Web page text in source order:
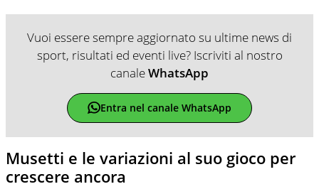
Vuoi essere sempre aggiornato su ultime news di
sport, risultati ed eventi live? Iscriviti al nostro
canaleWhatsApp
Entra nel canale WhatsApp
Musetti e le variazioni al suo gioco per
crescere ancora